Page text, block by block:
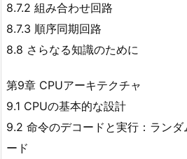
8.7.2 組み合わせ回路
8.7.3 順序同期回路
8.8 さらなる知識のために
第9章 CPUアーキテクチャ
9.1 CPUの基本的な設計
9.2 命令のデコードと実行：ラン
ード